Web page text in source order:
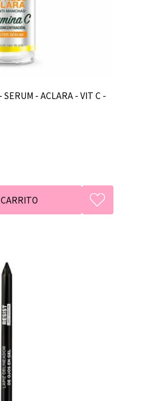
- ACLARA - VIT C -